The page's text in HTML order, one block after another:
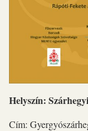
Helyszín:
Cím: